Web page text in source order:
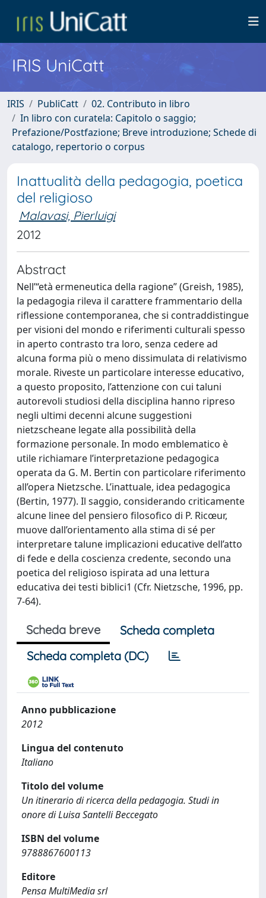
IRIS UniCatt
IRIS PubliCatt
02. Contributo in libro
In libro con curatela: Capitolo o saggio;
Prefazione/Postfazione; Breve introduzione; Schede di
catalogo, repertorio o corpus
Inattualità della pedagogia, poetica
del religioso
Malavasi, Pierluigi
2012
Abstract
Nell’“età ermeneutica della ragione” (Greish, 1985),
la pedagogia rileva il carattere frammentario della
riflessione contemporanea, che si contraddistingue
per visioni del mondo e riferimenti culturali spesso
in aperto contrasto tra loro, senza cedere ad
alcuna forma più o meno dissimulata di relativismo
morale. Riveste un particolare interesse educativo,
a questo proposito, l’attenzione con cui taluni
autorevoli studiosi della disciplina hanno ripreso
negli ultimi decenni alcune suggestioni
nietzscheane legate alla possibilità della
formazione personale. In modo emblematico è
utile richiamare l’interpretazione pedagogica
operata da G. M. Bertin con particolare riferimento
all’opera Nietzsche. L’inattuale, idea pedagogica
(Bertin, 1977). Il saggio, considerando criticamente
alcune linee del pensiero filosofico di P. Ricœur,
muove dall’orientamento alla stima di sé per
interpretare talune implicazioni educative dell’atto
di fede e della coscienza credente, secondo una
poetica del religioso ispirata ad una lettura
educativa dei testi biblici1 (Cfr. Nietzsche, 1996, pp.
7-64).
Scheda breve
Scheda completa
Scheda completa (DC)
Anno pubblicazione
2012
Lingua del contenuto
Italiano
Titolo del volume
Un itinerario di ricerca della pedagogia. Studi in
onore di Luisa Santelli Beccegato
ISBN del volume
9788867600113
Editore
Pensa MultiMedia srl